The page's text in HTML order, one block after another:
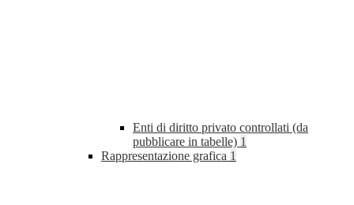
Enti di diritto privato controllati (da
pubblicare in tabelle) 1
Rappresentazione grafica 1